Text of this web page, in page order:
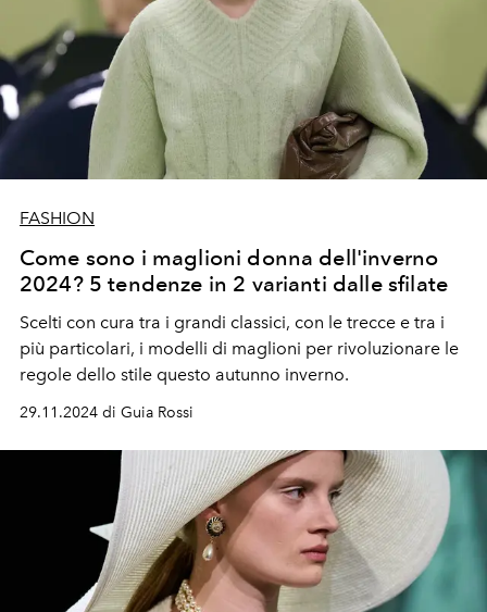
FASHION
Come sono i maglioni donna dell'inverno
2024? 5 tendenze in 2 varianti dalle sfilate
Scelti con cura tra i grandi classici, con le trecce e tra i
più particolari, i modelli di maglioni per rivoluzionare le
regole dello stile questo autunno inverno.
29.11.2024 di Guia Rossi